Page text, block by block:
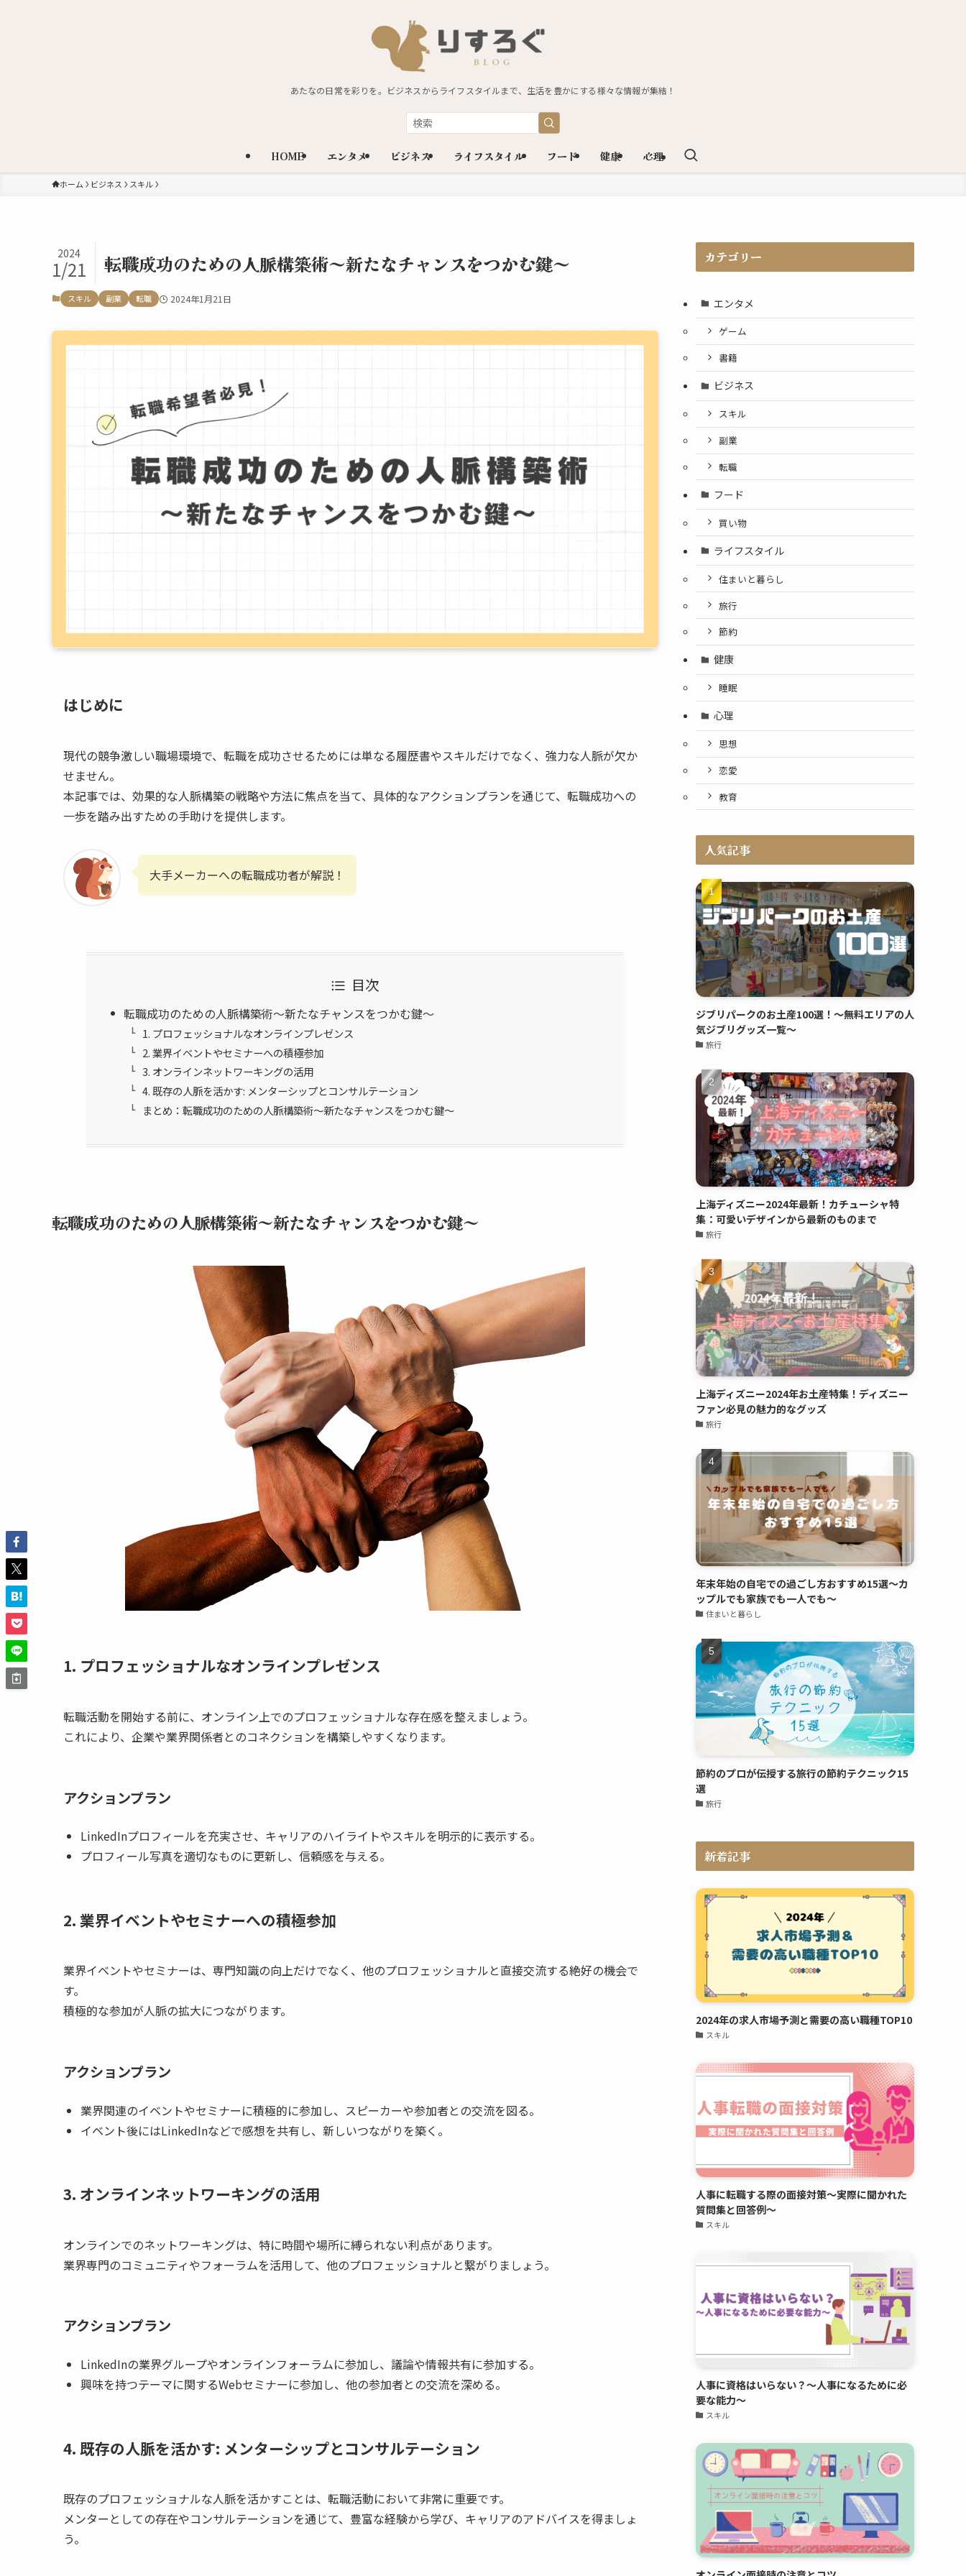
あたなの日常を彩りを。ビジネスからライフスタイルまで、生活を豊かにする様々な情報が集結！
HOME エンタメ ビジネス ライフスタイル フード 健康 心理
ホーム ビジネス スキル
転職成功のための人脈構築術～新たなチャンスをつかむ鍵～
2024
1/21
スキル 副業 転職 2024年1月21日
はじめに
現代の競争激しい職場環境で、転職を成功させるためには単なる履歴書やスキルだけでなく、強力な人脈が欠か
せません。
本記事では、効果的な人脈構築の戦略や方法に焦点を当て、具体的なアクションプランを通じて、転職成功への
一歩を踏み出すための手助けを提供します。
大手メーカーへの転職成功者が解説！
目次
転職成功のための人脈構築術～新たなチャンスをつかむ鍵～
1. プロフェッショナルなオンラインプレゼンス
2. 業界イベントやセミナーへの積極参加
3. オンラインネットワーキングの活用
4. 既存の人脈を活かす: メンターシップとコンサルテーション
まとめ：転職成功のための人脈構築術～新たなチャンスをつかむ鍵～
転職成功のための人脈構築術～新たなチャンスをつかむ鍵～
1. プロフェッショナルなオンラインプレゼンス
転職活動を開始する前に、オンライン上でのプロフェッショナルな存在感を整えましょう。
これにより、企業や業界関係者とのコネクションを構築しやすくなります。
アクションプラン
LinkedInプロフィールを充実させ、キャリアのハイライトやスキルを明示的に表示する。
プロフィール写真を適切なものに更新し、信頼感を与える。
2. 業界イベントやセミナーへの積極参加
業界イベントやセミナーは、専門知識の向上だけでなく、他のプロフェッショナルと直接交流する絶好の機会で
す。
積極的な参加が人脈の拡大につながります。
アクションプラン
業界関連のイベントやセミナーに積極的に参加し、スピーカーや参加者との交流を図る。
イベント後にはLinkedInなどで感想を共有し、新しいつながりを築く。
3. オンラインネットワーキングの活用
オンラインでのネットワーキングは、特に時間や場所に縛られない利点があります。
業界専門のコミュニティやフォーラムを活用して、他のプロフェッショナルと繋がりましょう。
アクションプラン
LinkedInの業界グループやオンラインフォーラムに参加し、議論や情報共有に参加する。
興味を持つテーマに関するWebセミナーに参加し、他の参加者との交流を深める。
4. 既存の人脈を活かす: メンターシップとコンサルテーション
既存のプロフェッショナルな人脈を活かすことは、転職活動において非常に重要です。
メンターとしての存在やコンサルテーションを通じて、豊富な経験から学び、キャリアのアドバイスを得ましょ
う。
カテゴリー
エンタメ
ゲーム
書籍
ビジネス
スキル
副業
転職
フード
買い物
ライフスタイル
住まいと暮らし
旅行
節約
健康
睡眠
心理
思想
恋愛
教育
人気記事
ジブリパークのお土産100選！～無料エリアの人
気ジブリグッズ一覧～
旅行
上海ディズニー2024年最新！カチューシャ特
集：可愛いデザインから最新のものまで
旅行
上海ディズニー2024年お土産特集！ディズニー
ファン必見の魅力的なグッズ
旅行
年末年始の自宅での過ごし方おすすめ15選～カ
ップルでも家族でも一人でも～
住まいと暮らし
節約のプロが伝授する旅行の節約テクニック15
選
旅行
新着記事
2024年の求人市場予測と需要の高い職種TOP10
スキル
人事に転職する際の面接対策～実際に聞かれた
質問集と回答例～
スキル
人事に資格はいらない？～人事になるために必
要な能力～
スキル